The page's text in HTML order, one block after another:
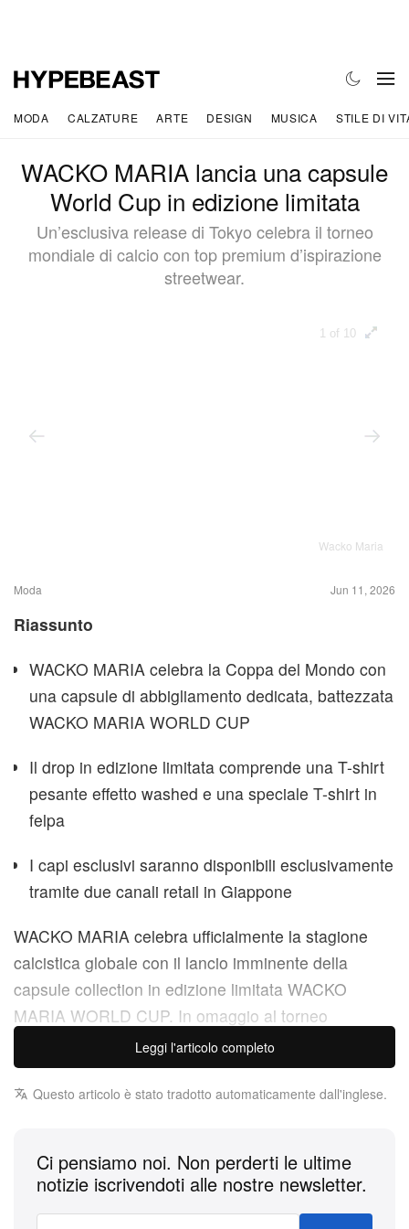
MODA CALZATURE ARTE DESIGN MUSICA STILE DI
WACKO MARIA lancia una capsule
World Cup in edizione limitata
Un’esclusiva release di Tokyo celebra il torneo
mondiale di calcio con top premium d’ispirazione
streetwear.
1 of 10
Wacko Maria
Moda Jun 11, 2026
Riassunto
WACKO MARIA celebra la Coppa del Mondo con
una capsule di abbigliamento dedicata, battezzata
WACKO MARIA WORLD CUP
Il drop in edizione limitata comprende una T-shirt
pesante effetto washed e una speciale T-shirt in
felpa
I capi esclusivi saranno disponibili esclusivamente
tramite due canali retail in Giappone
WACKO MARIA celebra ufficialmente la stagione
calcistica globale con il lancio imminente della
capsule collection in edizione limitata WACKO
MARIA WORLD CUP. In omaggio al torneo
internazionale, l’iconica label con base a Tokyo ha
messo a punto una selezione mirata di essentials
streetwear premium pensati per l’uso quotidiano.
athleisure a tema che fondono con naturalezza la
Leggi l'articolo completo
Questo articolo è stato tradotto automaticamente dall'inglese.
Ci pensiamo noi. Non perderti le ultime
notizie iscrivendoti alle nostre newsletter.